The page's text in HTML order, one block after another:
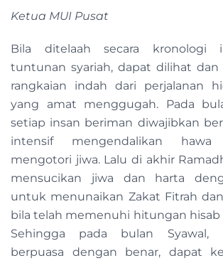
Ketua MUI Pusat
Bila ditelaah secara kronologi
tuntunan syariah, dapat dilihat dan
rangkaian indah dari perjalanan
yang amat menggugah. Pada
setiap insan beriman diwajibkan
intensif mengendalikan
mengotori jiwa. Lalu di akhir
mensucikan jiwa dan harta
untuk menunaikan Zakat Fitrah
bila telah memenuhi hitungan hisab
Sehingga pada bulan Syawal,
berpuasa dengan benar, dapat